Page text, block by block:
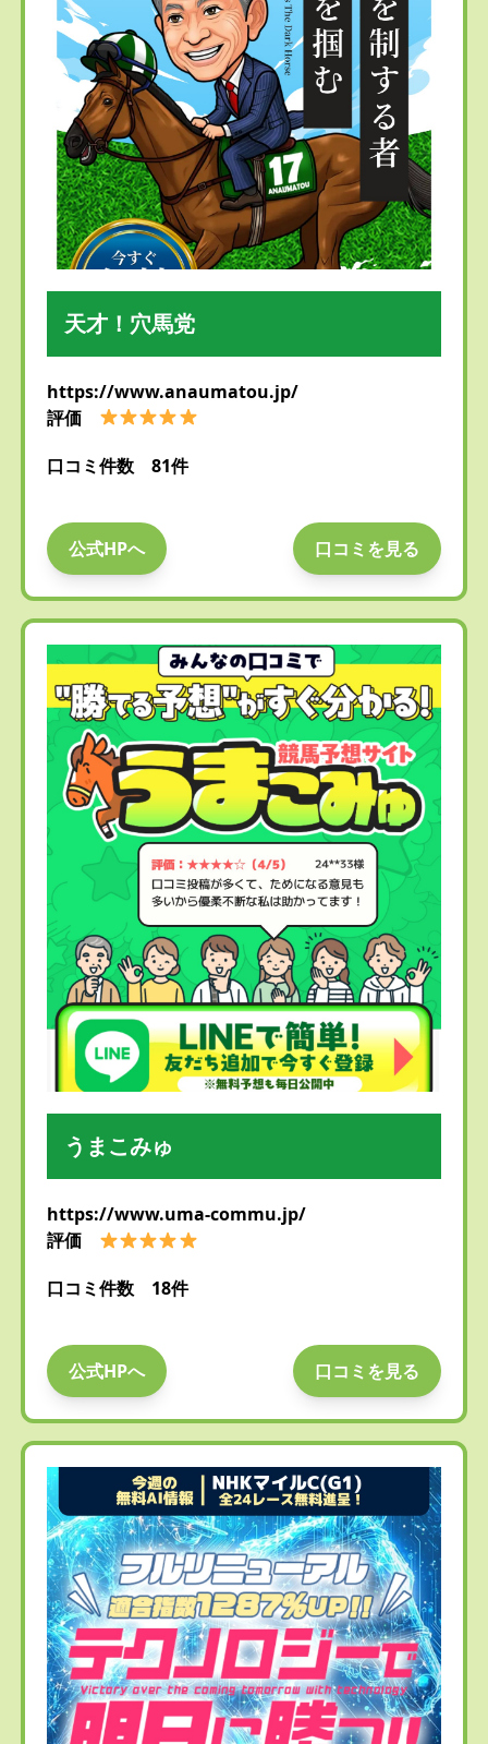
天才！穴馬党
https://www.anaumatou.jp/
評価
口コミ件数 81件
公式HPへ 口コミを見る
うまこみゅ
https://www.uma-commu.jp/
評価
口コミ件数 18件
公式HPへ 口コミを見る